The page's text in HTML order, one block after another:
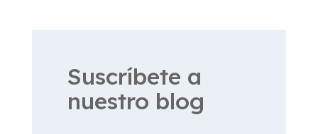
Suscríbete a
nuestro blog